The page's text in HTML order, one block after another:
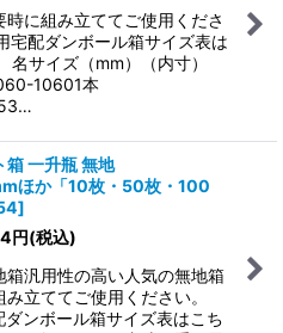
に組み立ててご使用くださ
配ダンボール箱サイズ表は
サイズ（mm）（内寸）
10601本
箱 一升瓶 無地
ほか「10枚・50枚・100
]
円(税込)
箱汎用性の高い人気の無地箱
立ててご使用ください。
ンボール箱サイズ表はこち